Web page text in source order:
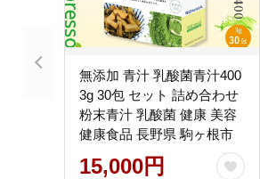
無添加 青汁 乳酸菌青汁400
3g 30包 セット 詰め合わせ
粉末青汁 乳酸菌 健康 美容
健康食品 長野県 駒ヶ根市
15,000円